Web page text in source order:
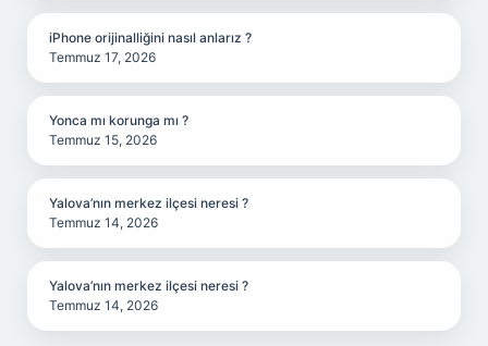
iPhone orijinalliğini nasıl anlarız ?
Temmuz 17, 2026
Yonca mı korunga mı ?
Temmuz 15, 2026
Yalova’nın merkez ilçesi neresi ?
Temmuz 14, 2026
Yalova’nın merkez ilçesi neresi ?
Temmuz 14, 2026